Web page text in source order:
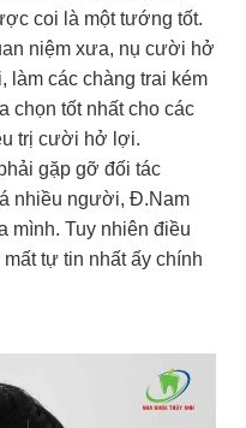
coi là một tướng tốt.
niệm xưa, nụ cười hở
làm các chàng trai kém
chọn tốt nhất cho các
trị cười hở lợi.
gặp gỡ đối tác
nhiều người, Đ.Nam
mình. Tuy nhiên điều
tự tin nhất ấy chính